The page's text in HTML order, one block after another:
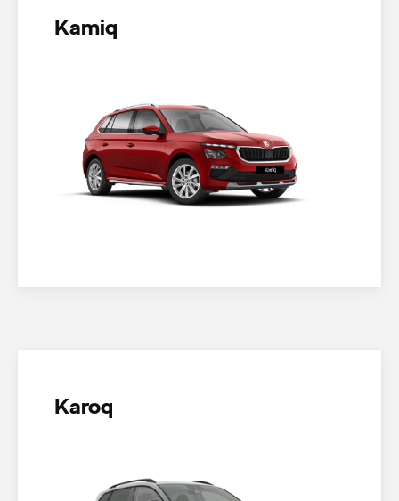
Kamiq
Karoq